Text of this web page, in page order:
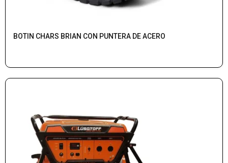
BOTIN CHARS BRIAN CON PUNTERA DE ACERO